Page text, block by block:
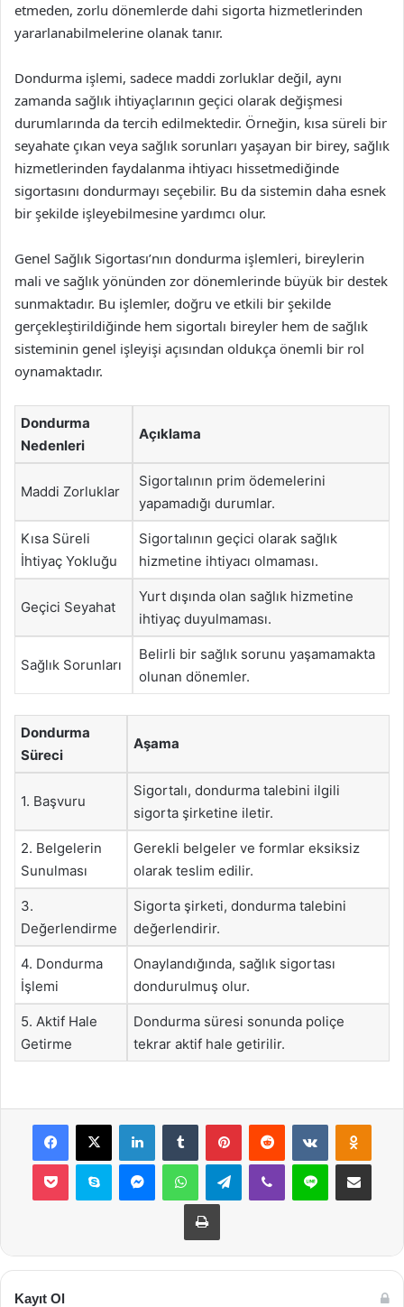
etmeden, zorlu dönemlerde dahi sigorta hizmetlerinden
yararlanabilmelerine olanak tanır.
Dondurma işlemi, sadece maddi zorluklar değil, aynı
zamanda sağlık ihtiyaçlarının geçici olarak değişmesi
durumlarında da tercih edilmektedir. Örneğin, kısa süreli bir
seyahate çıkan veya sağlık sorunları yaşayan bir birey, sağlık
hizmetlerinden faydalanma ihtiyacı hissetmediğinde
sigortasını dondurmayı seçebilir. Bu da sistemin daha esnek
bir şekilde işleyebilmesine yardımcı olur.
Genel Sağlık Sigortası’nın dondurma işlemleri, bireylerin
mali ve sağlık yönünden zor dönemlerinde büyük bir destek
sunmaktadır. Bu işlemler, doğru ve etkili bir şekilde
gerçekleştirildiğinde hem sigortalı bireyler hem de sağlık
sisteminin genel işleyişi açısından oldukça önemli bir rol
oynamaktadır.
Dondurma
Nedenleri
Açıklama
Maddi Zorluklar
Sigortalının prim ödemelerini
yapamadığı durumlar.
Kısa Süreli
İhtiyaç Yokluğu
Sigortalının geçici olarak sağlık
hizmetine ihtiyacı olmaması.
Geçici Seyahat
Yurt dışında olan sağlık hizmetine
ihtiyaç duyulmaması.
Sağlık Sorunları
Belirli bir sağlık sorunu yaşamamakta
olunan dönemler.
Dondurma
Süreci
Aşama
1. Başvuru
Sigortalı, dondurma talebini ilgili
sigorta şirketine iletir.
2. Belgelerin
Sunulması
Gerekli belgeler ve formlar eksiksiz
olarak teslim edilir.
3.
Değerlendirme
Sigorta şirketi, dondurma talebini
değerlendirir.
4. Dondurma
İşlemi
Onaylandığında, sağlık sigortası
dondurulmuş olur.
5. Aktif Hale
Getirme
Dondurma süresi sonunda poliçe
tekrar aktif hale getirilir.
Facebook
X LinkedInTumblr PinterestReddit VKontakte
Pocket Skype MessengerWhatsAppTelegramViber Line E-Posta ile
Yazdır
Kayıt Ol